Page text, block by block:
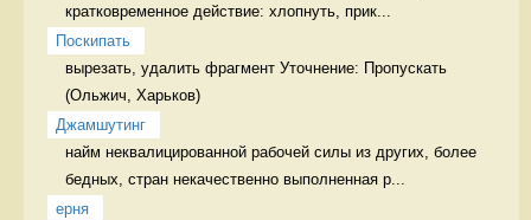
кратковременное действие: хлопнуть, прик...
Поскипать
вырезать, удалить фрагмент Уточнение: Пропускать
Джамшутинг
найм неквалицированной рабочей силы из других, более
бедных, стран некачественно выполненная р...
ерня